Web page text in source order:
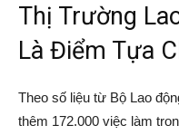
Thị Trường
Là Điểm Tựa
Theo số liệu từ Bộ Lao
thêm 172.000 việc làm